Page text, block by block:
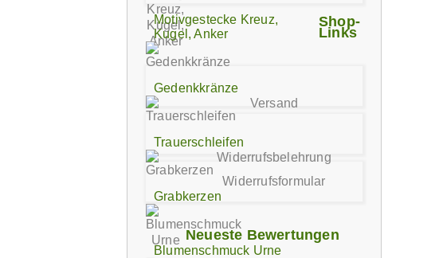
Motivgestecke Kreuz,
Kugel, Anker
Gedenkkränze
Trauerschleifen
Grabkerzen
Blumenschmuck Urne
Shop-
Links
Versand
Widerrufsbelehrung
Widerrufsformular
Neueste Bewertungen